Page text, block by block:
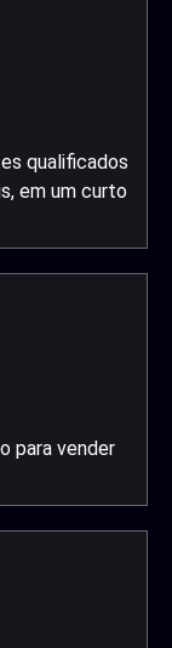
qualificados
em um curto
para vender